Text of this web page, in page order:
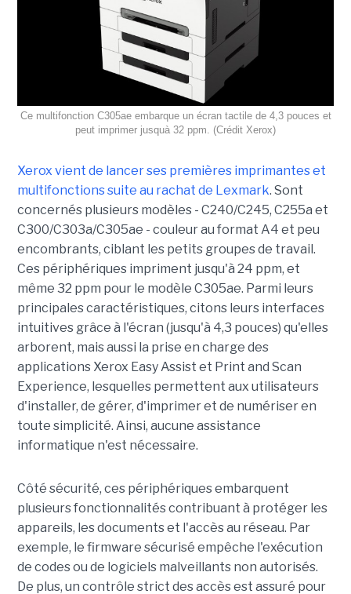
Ce multifonction C305ae embarque un écran tactile de 4,3 pouces et
peut imprimer jusquà 32 ppm. (Crédit Xerox)
Xerox vient de lancer ses premières imprimantes et
multifonctions suite au rachat de Lexmark. Sont
concernés plusieurs modèles - C240/C245, C255a et
C300/C303a/C305ae - couleur au format A4 et peu
encombrants, ciblant les petits groupes de travail.
Ces périphériques impriment jusqu'à 24 ppm, et
même 32 ppm pour le modèle C305ae. Parmi leurs
principales caractéristiques, citons leurs interfaces
intuitives grâce à l'écran (jusqu'à 4,3 pouces) qu'elles
arborent, mais aussi la prise en charge des
applications Xerox Easy Assist et Print and Scan
Experience, lesquelles permettent aux utilisateurs
d'installer, de gérer, d'imprimer et de numériser en
toute simplicité. Ainsi, aucune assistance
informatique n'est nécessaire.
Côté sécurité, ces périphériques embarquent
plusieurs fonctionnalités contribuant à protéger les
appareils, les documents et l'accès au réseau. Par
exemple, le firmware sécurisé empêche l'exécution
de codes ou de logiciels malveillants non autorisés.
De plus, un contrôle strict des accès est assuré pour